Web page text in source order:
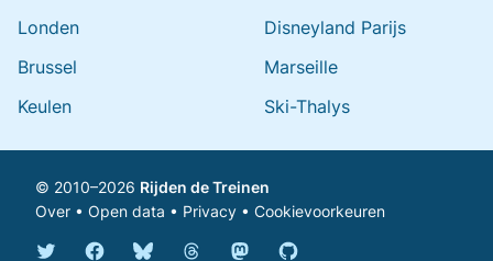
Londen
Brussel
Keulen
Disneyland Parijs
Marseille
Ski-Thalys
© 2010–2026 Rijden de Treinen
Over • Open data • Privacy • Cookievoorkeuren